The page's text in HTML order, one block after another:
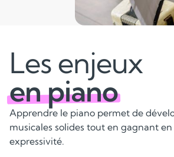
Les enjeux
en piano
Apprendre le piano permet de
musicales solides tout en gagnant
expressivité.